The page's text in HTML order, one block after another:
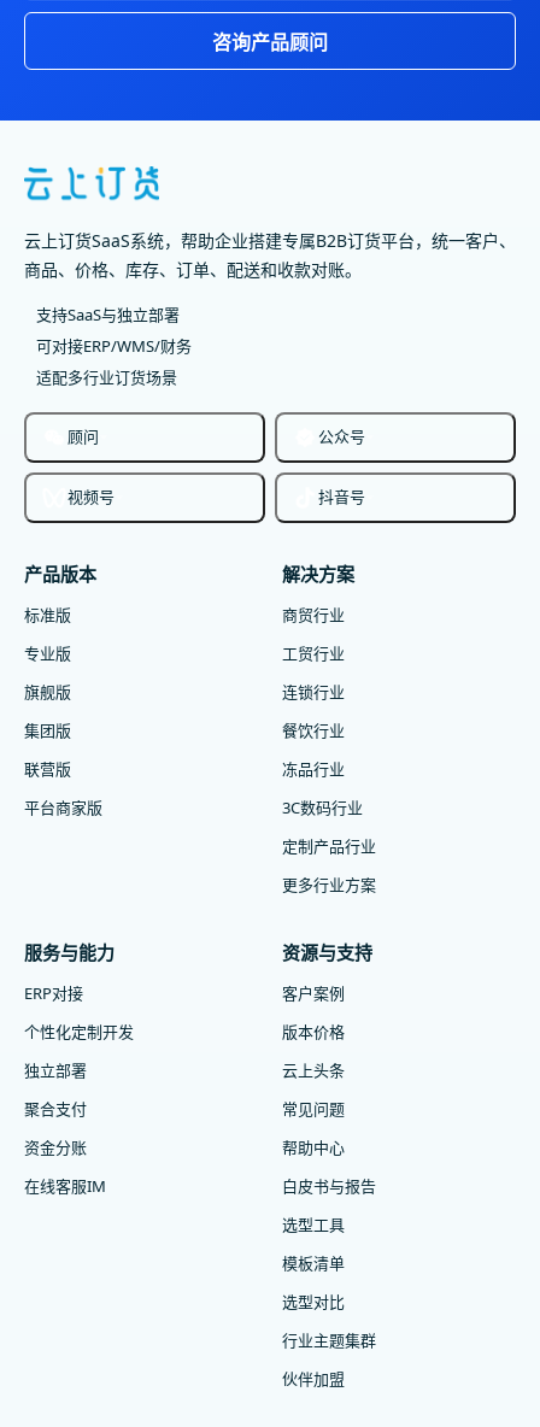
咨询产品顾问
云上订货SaaS系统，帮助企业搭建专属B2B订货平台，统一客户、
商品、价格、库存、订单、配送和收款对账。
支持SaaS与独立部署
可对接ERP/WMS/财务
适配多行业订货场景
顾问 公众号
视频号 抖音号
产品版本
标准版
专业版
旗舰版
集团版
联营版
平台商家版
解决方案
商贸行业
工贸行业
连锁行业
餐饮行业
冻品行业
3C数码行业
定制产品行业
更多行业方案
服务与能力
ERP对接
个性化定制开发
独立部署
聚合支付
资金分账
在线客服IM
资源与支持
客户案例
版本价格
云上头条
常见问题
帮助中心
白皮书与报告
选型工具
模板清单
选型对比
行业主题集群
伙伴加盟